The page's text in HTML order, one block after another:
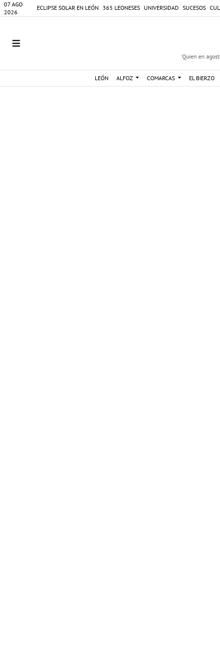
07 AGO
2026
ECLIPSE SOLAR EN LEÓN 365 LEONESES UNIVERSIDAD SUCESOS
'Quien en
LEÓN ALFOZ COMARCAS EL BIERZO